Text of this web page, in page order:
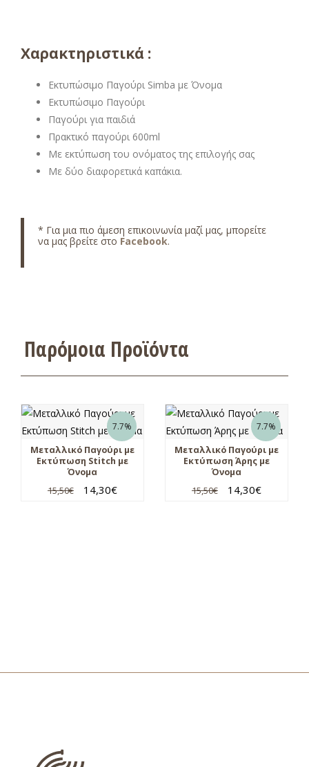
Χαρακτηριστικά :
Εκτυπώσιμο Παγούρι Simba με Όνομα
Εκτυπώσιμο Παγούρι
Παγούρι για παιδιά
Πρακτικό παγούρι 600ml
Με εκτύπωση του ονόματος της επιλογής σας
Με δύο διαφορετικά καπάκια.
* Για μια πιο άμεση επικοινωνία μαζί μας, μπορείτε
να μας βρείτε στο Facebook.
Παρόμοια Προϊόντα
7.7%
Μεταλλικό Παγούρι με
Εκτύπωση Stitch με
Όνομα
15,50€ 14,30€
7.7%
Μεταλλικό Παγούρι με
Εκτύπωση Άρης με
Όνομα
15,50€ 14,30€